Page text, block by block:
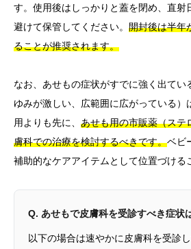
す。使用後はしっかりと蓋を閉め、直射
避けて保管してください。 開封後は半年
ることが推奨されます。
なお、あせもの症状がすでに強く出てい
ゆみが激しい、広範囲に広がっている）
用よりも先に、 あせも用の市販薬（ステ
膚科での治療を検討するべきです。ベビ
補助的なケアアイテムとして位置づける
Q. あせもで皮膚科を受診すべき症状
以下の場合は速やかに皮膚科を受診